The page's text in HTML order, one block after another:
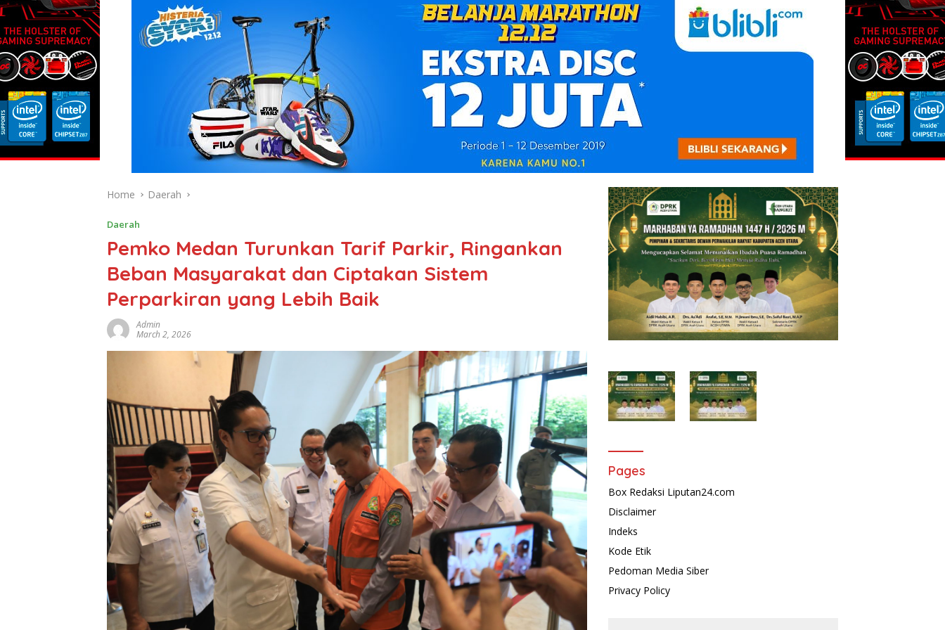
Home Daerah
Daerah
Pemko Medan Turunkan Tarif Parkir, Ringankan
Beban Masyarakat dan Ciptakan Sistem
Perparkiran yang Lebih Baik
Admin
March 2, 2026
Pages
Box Redaksi Liputan24.com
Disclaimer
Indeks
Kode Etik
Pedoman Media Siber
Privacy Policy